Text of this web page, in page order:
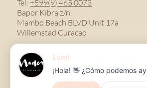
Tel: +599(9) 465 0073
Bapor Kibra z/n
Mambo Beach BLVD Unit 17a
Willemstad Curacao
Menu